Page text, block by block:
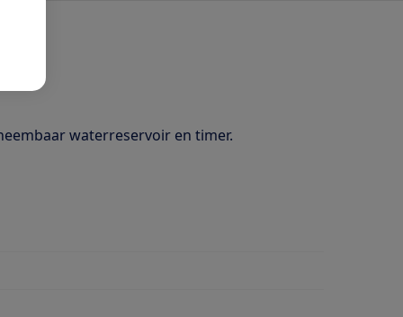
waterreservoir en timer.